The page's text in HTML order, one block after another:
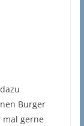
Burger
mal gerne